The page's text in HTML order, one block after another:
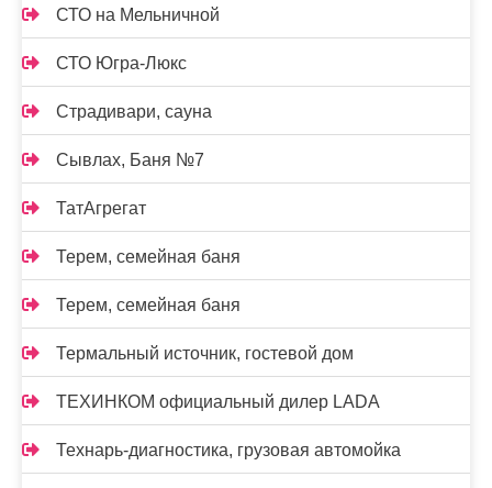
СТО на Мельничной
СТО Югра-Люкс
Страдивари, сауна
Сывлах, Баня №7
ТатАгрегат
Терем, семейная баня
Терем, семейная баня
Термальный источник, гостевой дом
ТЕХИНКОМ официальный дилер LADA
Технарь-диагностика, грузовая автомойка